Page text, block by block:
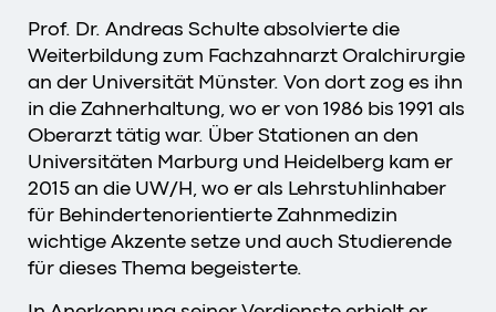
Prof. Dr. Andreas Schulte absolvierte die
Weiterbildung zum Fachzahnarzt Oralchirurgie
an der Universität Münster. Von dort zog es ihn
in die Zahnerhaltung, wo er von 1986 bis 1991 als
Oberarzt tätig war. Über Stationen an den
Universitäten Marburg und Heidelberg kam er
2015 an die UW/H, wo er als Lehrstuhlinhaber
für Behindertenorientierte Zahnmedizin
wichtige Akzente setze und auch Studierende
für dieses Thema begeisterte.